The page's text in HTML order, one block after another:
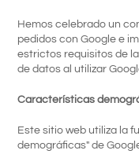
Hemos celebrado un
pedidos con Google e
estrictos requisitos de
de datos al utilizar
Características
Este sitio web utiliza la
demográficas" de